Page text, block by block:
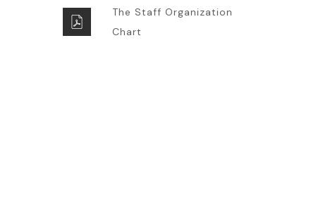
The Staff Organization
Chart